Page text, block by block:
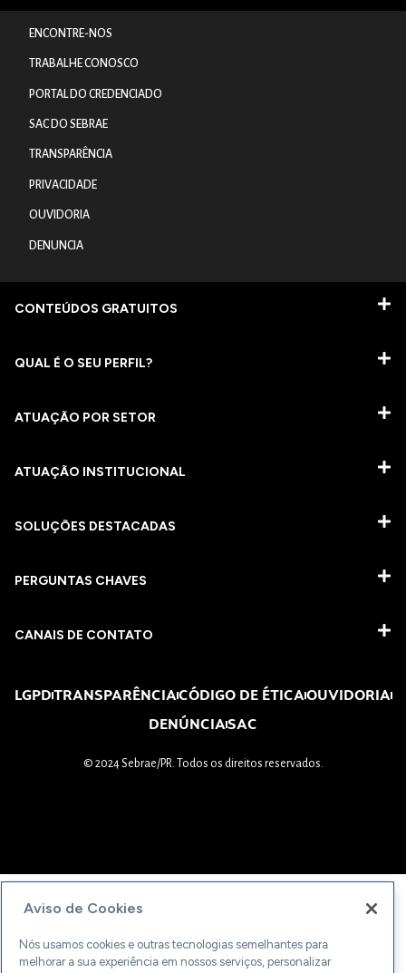
ENCONTRE-NOS
TRABALHE CONOSCO
PORTAL DO CREDENCIADO
SAC DO SEBRAE
TRANSPARÊNCIA
PRIVACIDADE
OUVIDORIA
DENUNCIA
CONTEÚDOS GRATUITOS
QUAL É O SEU PERFIL?
ATUAÇÃO POR SETOR
ATUAÇÃO INSTITUCIONAL
SOLUÇÕES DESTACADAS
PERGUNTAS CHAVES​
CANAIS DE CONTATO
LGPDTRANSPARÊNCIACÓDIGO DE ÉTICAOUVIDORIA
DENÚNCIASAC
© 2024 Sebrae/PR. Todos os direitos reservados.
Aviso de Cookies
Nós usamos cookies e outras tecnologias semelhantes para
melhorar a sua experiência em nossos serviços, personalizar